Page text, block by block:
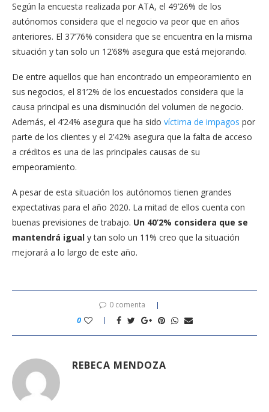
Según la encuesta realizada por ATA, el 49’26% de los
autónomos considera que el negocio va peor que en años
anteriores. El 37’76% considera que se encuentra en la misma
situación y tan solo un 12’68% asegura que está mejorando.
De entre aquellos que han encontrado un empeoramiento en
sus negocios, el 81’2% de los encuestados considera que la
causa principal es una disminución del volumen de negocio.
Además, el 4’24% asegura que ha sido víctima de impagos por
parte de los clientes y el 2’42% asegura que la falta de acceso
a créditos es una de las principales causas de su
empeoramiento.
A pesar de esta situación los autónomos tienen grandes
expectativas para el año 2020. La mitad de ellos cuenta con
buenas previsiones de trabajo. Un 40’2% considera que se
mantendrá igual y tan solo un 11% creo que la situación
mejorará a lo largo de este año.
0 comenta
0
REBECA MENDOZA